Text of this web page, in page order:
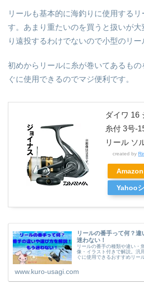
リールも基本的に海釣りに使用する
す。あまり重たいのを買うと扱いが大
り遠投するわけでないので小型のリー
初めからリールに糸が巻いてあるも
ぐに使用できるのでマジ便利です。
ダイワ 16
糸付 3号-
リール ソ
created by
Amazon
Yahoo
リールの番手って何？
迷わない！
リールの番手の種類や違い・
像・イラスト付きで解説。汎
ぐに使用できるおすすめリー
www.kuro-usagi.com